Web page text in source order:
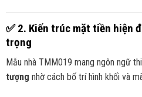
✅2. Kiến trúc mặt tiền hiện
trọng
Mẫu nhà TMM019 mang ngôn ngữ
tượng nhờ cách bố trí hình khối và